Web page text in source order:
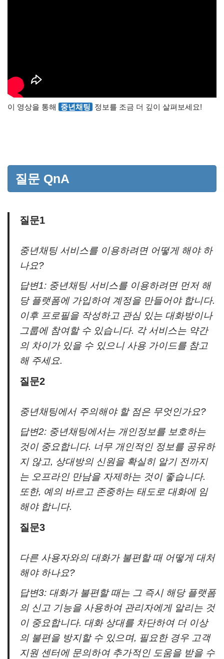
이 영상을 통해 중년채팅 정보를 조금 더 깊이 살펴보세요!
질문 QnA
질문1
중년채팅 서비스를 이용하려면 어떻게 해야 하
나요?
답변1: 중년채팅 서비스를 이용하려면 먼저 해
당 플랫폼에 가입하여 계정을 만들어야 합니다.
이후 프로필을 작성하고 관심 있는 대화방이나
그룹에 참여할 수 있습니다. 각 서비스는 약간
의 차이가 있을 수 있으니 사용 가이드를 참고
해 주세요.
질문2
중년채팅에서 주의해야 할 점은 무엇인가요?
답변2: 중년채팅에서는 개인정보를 보호하는
것이 중요합니다. 너무 개인적인 정보를 공유하
지 않고, 상대방의 신원을 확실히 알기 전까지
는 오프라인 만남을 자제하는 것이 좋습니다.
또한, 예의 바르고 존중하는 태도로 대화에 임
해야 합니다.
질문3
다른 사용자와의 대화가 불편할 때 어떻게 대처
해야 하나요?
답변3: 대화가 불편할 때는 그 즉시 해당 플랫폼
의 신고 기능을 사용하여 관리자에게 알리는 것
이 중요합니다. 대화 상대를 차단하여 더 이상
의 불편을 방지할 수 있으며, 필요한 경우 고객
지원 센터에 문의하여 추가적인 도움을 받을 수